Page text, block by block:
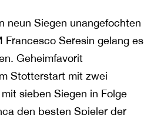
neun Siegen unangefochten
Seresin gelang es
Geheimfavorit
Stotterstart mit zwei
sieben Siegen in Folge
den besten Spieler der